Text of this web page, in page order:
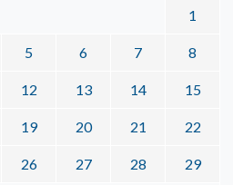
1
5 6 7 8
12 13 14 15
19 20 21 22
26 27 28 29